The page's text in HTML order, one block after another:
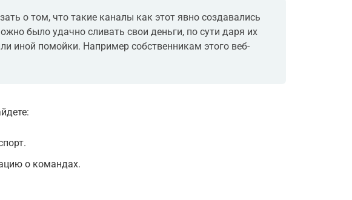
о том, что такие каналы как этот явно создавались
было удачно сливать свои деньги, по сути даря их
иной помойки. Например собственникам этого веб-
о командах.